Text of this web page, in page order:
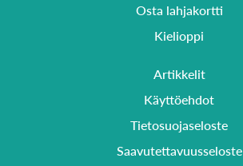
Osta lahjakortti
Kielioppi
Artikkelit
Käyttöehdot
Tietosuojaseloste
Saavutettavuusseloste